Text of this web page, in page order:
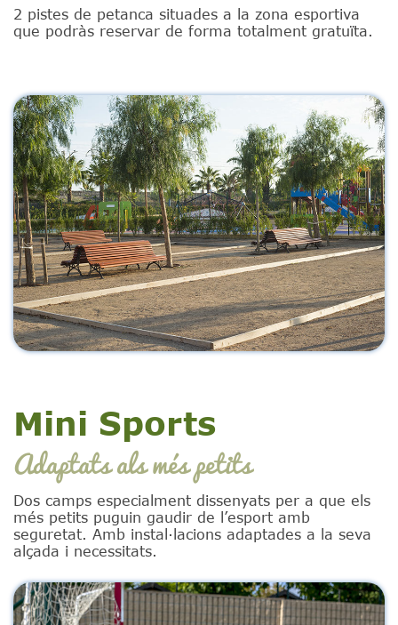
2 pistes de petanca situades a la zona esportiva
que podràs reservar de forma totalment gratuïta.
Mini Sports
Adaptats als més petits
Dos camps especialment dissenyats per a que els
més petits puguin gaudir de l’esport amb
seguretat. Amb instal·lacions adaptades a la seva
alçada i necessitats.